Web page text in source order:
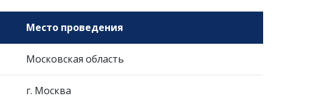
Место проведения
Московская область
г. Москва